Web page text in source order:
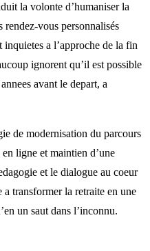
la volonte d’humaniser la
rendez-vous personnalisés
inquietes a l’approche de la fin
ignorent qu’il est possible
avant le depart, a
de modernisation du parcours
ligne et maintien d’une
et le dialogue au coeur
transformer la retraite en une
un saut dans l’inconnu.